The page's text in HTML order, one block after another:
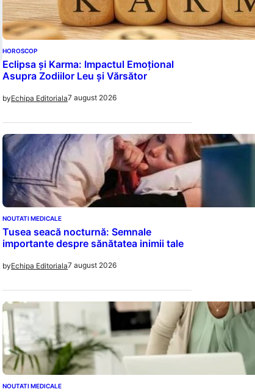
HOROSCOP
Eclipsa și Karma: Impactul Emoțional
Asupra Zodiilor Leu și Vărsător
byEchipa Editoriala7 august 2026
NOUTATI MEDICALE
Tusea seacă nocturnă: Semnale
importante despre sănătatea inimii tale
byEchipa Editoriala7 august 2026
NOUTATI MEDICALE